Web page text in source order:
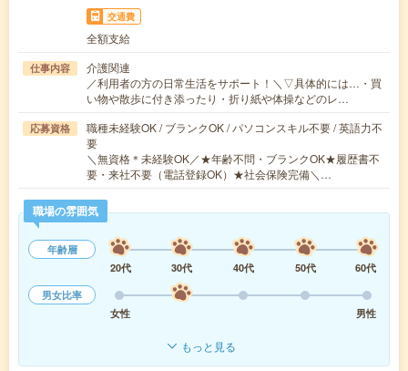
交通費
全額支給
仕事内容
介護関連
／利用者の方の日常生活をサポート！＼▽具体的には…・買
い物や散歩に付き添ったり・折り紙や体操などのレ…
応募資格
職種未経験OK / ブランクOK / パソコンスキル不要 / 英語力不
要
＼無資格＊未経験OK／★年齢不問・ブランクOK★履歴書不
要・来社不要（電話登録OK）★社会保険完備＼…
職場の雰囲気
年齢層
20代
30代 40代 50代
60代
男女比率
女性
男性
もっと見る